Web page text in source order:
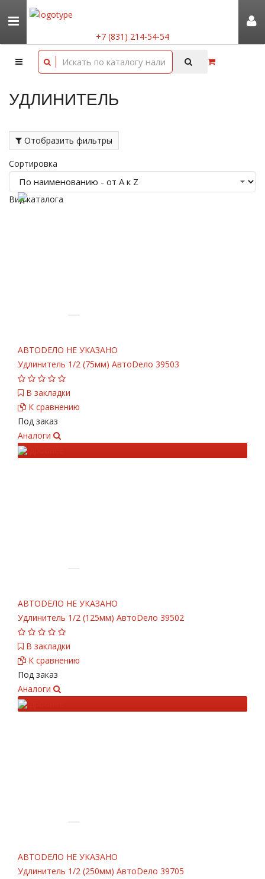
+7 (831) 214-54-54
УДЛИНИТЕЛЬ
Отобразить фильтры
Сортировка
Вид каталога
АВТОDЕЛО НЕ УКАЗАНО
Удлинитель 1/2 (75мм) АвтоDело 39503
В закладки
К сравнению
Под заказ
Аналоги
Подробнее
АВТОDЕЛО НЕ УКАЗАНО
Удлинитель 1/2 (125мм) АвтоDело 39502
В закладки
К сравнению
Под заказ
Аналоги
Подробнее
АВТОDЕЛО НЕ УКАЗАНО
Удлинитель 1/2 (250мм) АвтоDело 39705